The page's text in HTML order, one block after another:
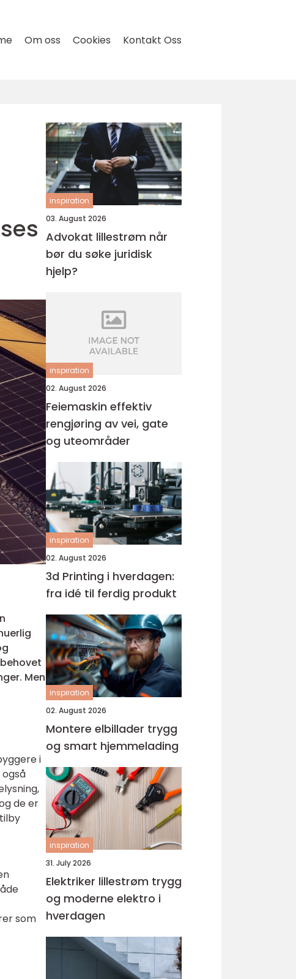
Om oss Cookies Kontakt Oss
Men
i
de er
som
inspiration
03. August 2026
Advokat lillestrøm når
bør du søke juridisk
hjelp?
inspiration
02. August 2026
Feiemaskin effektiv
rengjøring av vei, gate
og uteområder
inspiration
02. August 2026
3d Printing i hverdagen:
fra idé til ferdig produkt
inspiration
02. August 2026
Montere elbillader trygg
og smart hjemmelading
inspiration
31. July 2026
Elektriker lillestrøm trygg
og moderne elektro i
hverdagen